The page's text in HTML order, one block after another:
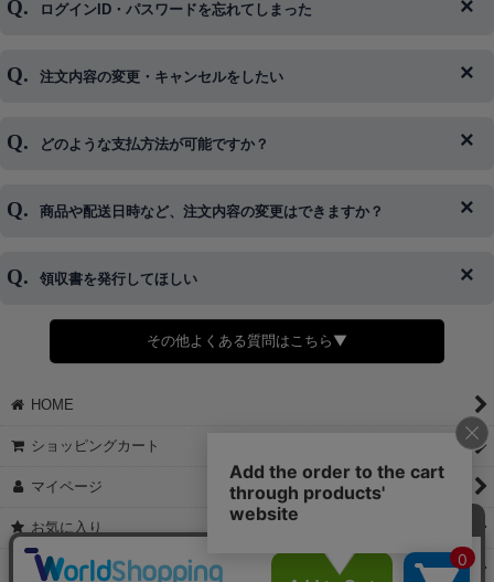
ログインID・パスワードを忘れてしまった
◆下記ページより、ログインIDの変更が可能です。
注文内容の変更・キャンセルをしたい
◆即日発送を行なっている関係上、午後以降のご連絡やキャンセル
※発送後、発送準備が完了しお手続きが間に合わない場合は変更、
どのような支払方法が可能ですか？
◆代金引換・クレジットカード・携帯キャリア決済・おねだり決
＞詳細は画像をタップ＜
商品や配送日時など、注文内容の変更はできますか？
◆商品発送前の変更は承っております。
さい。
領収書を発行してほしい
◆領収書はご希望頂いた場合のみ発行しております。
【これからご注文する場合】
STEP2「お届け先・お支払い」ページにて備考欄に下記の記載をお
願いします。
②宛名（空欄は上様は不可）
③但し書き（空欄やお品代は不可）
【すでにご注文が完了している場合】
①お電話・メール・LINEにて領収書希望の連絡をお願い致します
その他よくある質問はこちら▼
HOME
ショッピングカート
マイページ
お気に入り
特定商取引法表示